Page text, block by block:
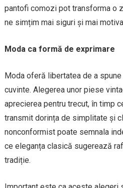
pantofi comozi pot transforma o
ne simțim mai siguri și mai
Moda ca formă de exprimare
Moda oferă libertatea de a
cuvinte. Alegerea unor piese
aprecierea pentru trecut, în timp
transmit dorința de simplitate și
nonconformist poate semnala
ce eleganța clasică sugerează
tradiție.